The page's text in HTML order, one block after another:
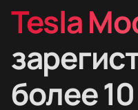
Tesla
более